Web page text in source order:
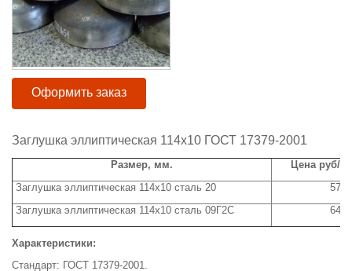
Оформить заказ
Заглушка эллиптическая 114х10 ГОСТ 17379-2001
Размер, мм.
Цена руб/
Заглушка эллиптическая 114х10 сталь 20
570
Заглушка эллиптическая 114х10 сталь 09Г2С
640
Характеристики:
Стандарт: ГОСТ 17379-2001.